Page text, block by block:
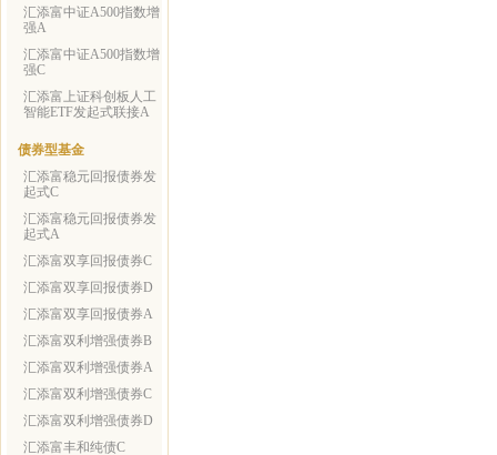
汇添富中证A500指数增
强A
汇添富中证A500指数增
强C
汇添富上证科创板人工
智能ETF发起式联接A
债券型基金
汇添富稳元回报债券发
起式C
汇添富稳元回报债券发
起式A
汇添富双享回报债券C
汇添富双享回报债券D
汇添富双享回报债券A
汇添富双利增强债券B
汇添富双利增强债券A
汇添富双利增强债券C
汇添富双利增强债券D
汇添富丰和纯债C